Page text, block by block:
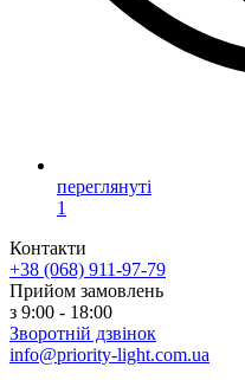
переглянуті
1
Контакти
+38 (068) 911-97-79
Прийом замовлень
з 9:00 - 18:00
Зворотній дзвінок
info@priority-light.com.ua